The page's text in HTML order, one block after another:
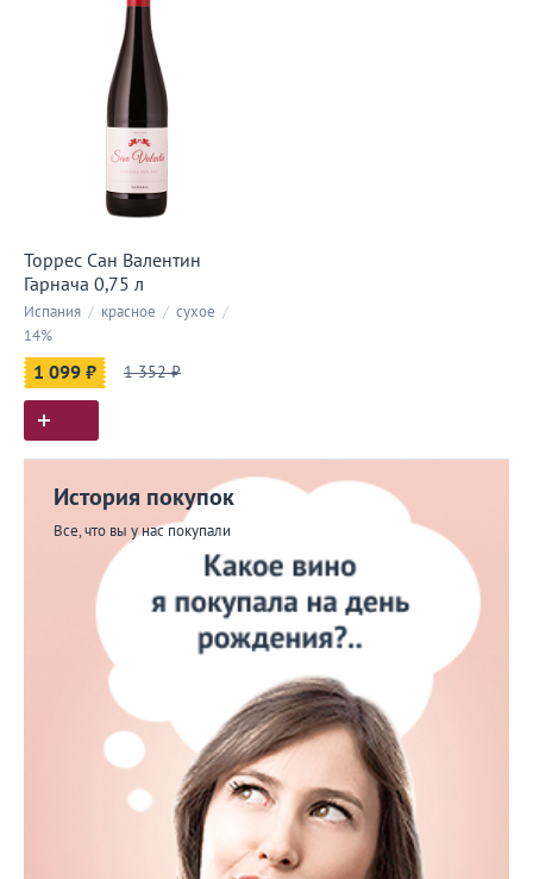
Торрес Сан Валентин
Гарнача 0,75 л
Испания / красное / сухое /
14%
1 099 ₽ 1 352 ₽
История покупок
Все, что вы у нас покупали